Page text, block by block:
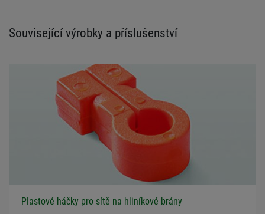
Související výrobky a příslušenství
Plastové háčky pro sítě na hliníkové brány